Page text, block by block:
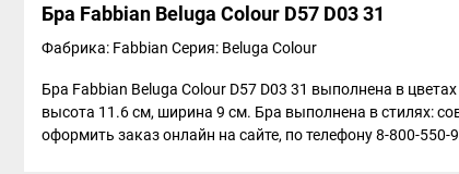
Бра Fabbian Beluga Colour D57 D03 31
Фабрика: Fabbian Серия: Beluga Colour
Бра Fabbian Beluga Colour D57 D03 31 выполнена в
высота 11.6 см, ширина 9 см. Бра выполнена в стилях:
оформить заказ онлайн на сайте, по телефону 8-800-